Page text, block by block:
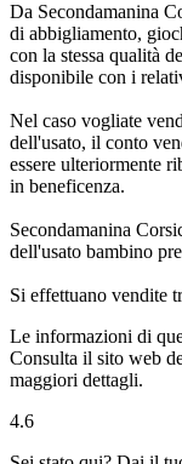
Da Secondamanina
di abbigliamento,
con la stessa qualità
disponibile con i
Nel caso vogliate
dell'usato, il conto
essere ulteriormente
in beneficenza.
Secondamanina
dell'usato bambino
Si effettuano vendite
Le informazioni di
Consulta il sito web
maggiori dettagli.
4.6